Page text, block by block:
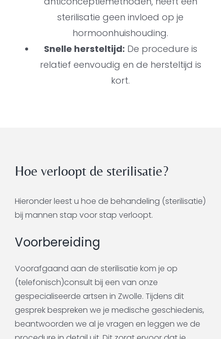
sterilisatie geen invloed op je
hormoonhuishouding.
Snelle hersteltijd: De procedure is
relatief eenvoudig en de hersteltijd is
kort.
Hoe verloopt de sterilisatie?
Hieronder leest u hoe de behandeling (sterilisatie)
bij mannen stap voor stap verloopt.
Voorbereiding
Voorafgaand aan de sterilisatie kom je op
(telefonisch)consult bij een van onze
gespecialiseerde artsen in Zwolle. Tijdens dit
gesprek bespreken we je medische geschiedenis,
beantwoorden we al je vragen en leggen we de